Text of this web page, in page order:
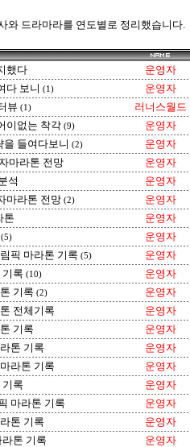
와 드라마라를 연도별로 정리했습니다.
했다 운영자
다 보니 (1) 운영자
뷰 (1) 러너스월드
이없는 착각 (9) 운영자
을 들여다보니 (2) 운영자
마라톤 전망 운영자
석 운영자
마라톤 전망 (2) 운영자
톤 운영자
(5) 운영자
픽 마라톤 기록 (5) 운영자
록 (10) 운영자
기록 (2) 운영자
전체기록 운영자
기록 운영자
톤 기록 운영자
라톤 기록 운영자
록 운영자
마라톤 기록 운영자
톤 기록 운영자
톤 기록 운영자